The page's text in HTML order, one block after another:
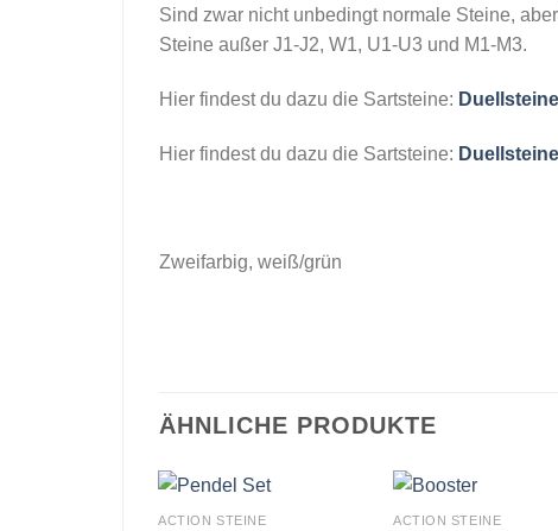
Sind zwar nicht unbedingt normale Steine,
Steine außer J1-J2, W1, U1-U3 und M1-M3.
Hier findest du dazu die Sartsteine:
Hier findest du dazu die Sartsteine:
Zweifarbig, weiß/grün
ÄHNLICHE PRODUKTE
+
ACTION STEINE
+
ACTION STEINE